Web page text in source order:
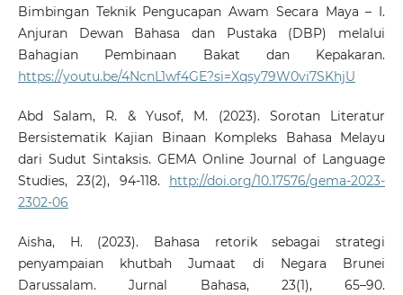
Bimbingan Teknik Pengucapan Awam Secara Maya – I.
Anjuran Dewan Bahasa dan Pustaka (DBP) melalui
Bahagian Pembinaan Bakat dan Kepakaran.
https://youtu.be/4NcnL1wf4GE?si=Xqsy79W0vi7SKhjU
Abd Salam, R. & Yusof, M. (2023). Sorotan Literatur
Bersistematik Kajian Binaan Kompleks Bahasa Melayu
dari Sudut Sintaksis. GEMA Online Journal of Language
Studies, 23(2), 94-118. http://doi.org/10.17576/gema-2023-
2302-06
Aisha, H. (2023). Bahasa retorik sebagai strategi
penyampaian khutbah Jumaat di Negara Brunei
Darussalam. Jurnal Bahasa, 23(1), 65–90.